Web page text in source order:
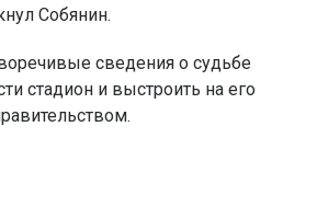
Собянин.
сведения о судьбе
стадион и выстроить на его